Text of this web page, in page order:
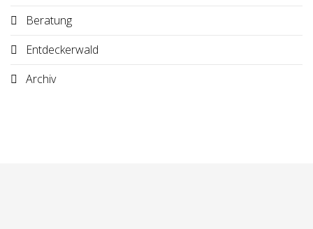
Beratung
Entdeckerwald
Archiv